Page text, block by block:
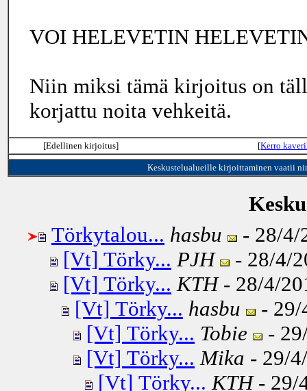
VOI HELEVETIN
Niin miksi tämä kirjoitus on
korjattu noita vehkeitä.
[Edellinen kirjoitus] [Kerro
Keskustelualueille kirjoittaminen vaatii
Törkytalou... hasbu
- 28/4/
[Vt] Törky... PJH
- 28/4/
[Vt] Törky... KTH- 28/4/
[Vt] Törky... hasbu
-
[Vt] Törky... Tobie
-
[Vt] Törky... Mika - 29/
[Vt] Törky... KTH- 29/